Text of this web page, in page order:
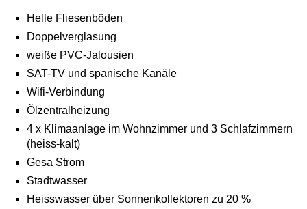
Helle Fliesenböden
Doppelverglasung
weiße PVC-Jalousien
SAT-TV und spanische Kanäle
Wifi-Verbindung
Ölzentralheizung
4 x Klimaanlage im Wohnzimmer und 3 Schlafzimmern
(heiss-kalt)
Gesa Strom
Stadtwasser
Heisswasser über Sonnenkollektoren zu 20 %